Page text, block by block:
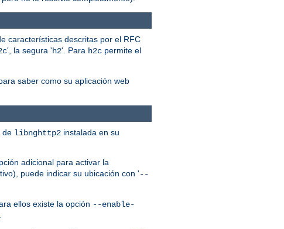
características descritas por el RFC
', la segura 'h2'. Para h2c permite el
saber como su aplicación web
de libnghttp2 instalada en su
adicional para activar la
puede indicar su ubicación con '--
ellos existe la opción --enable-
.